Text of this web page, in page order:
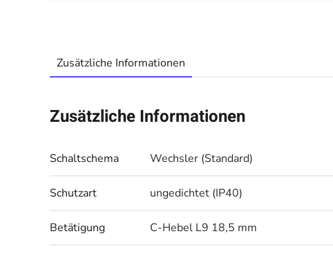
Zusätzliche Informationen
Zusätzliche Informationen
Schaltschema Wechsler (Standard)
Schutzart ungedichtet (IP40)
Betätigung C-Hebel L9 18,5 mm